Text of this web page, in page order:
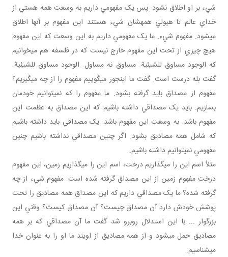
شيء بر او اطلاق نشود. پس يک مفهومي داريم به وسعت همه هستي از
خداي عالم تا هيولي همه‎شان شيء هستند اين مفهوم بر آنها اطلاق
مي‎شود. مفهوم شيء. ما يک مفهومي داريم به اين وسعت که اين مفهوم
هيچ چيزي از تحت اين مفهوم خارج نيست که در فلسفه هم مي‎خوانيم
که الوجود مساوق للشيئية. مساوق نه مساول. الوجود مساوق للشيئية.
گفت بله درست است. گفت ما اين‎جور مي‎گوييم مفهوم را از چه مي‎گيريم؟
مفهوم از مصداق بايد گرفته بشود. ما مفهوم را که نمي‎توانيم خودمان
بسازيم. بايد يک مصداقي داشته باشيم که اين مصداق به عظمت اين
مفهوم باشد. به وسعت اين مفهوم باشد. يک مصداقي بايد داشته باشيم
که شامل همه مصاديق بشود. اگر چنين مصداقي نداشته باشيم چنين
مفهومي نمي‎توانيم داشته باشيم.
مثلاً اسم اين را مي‎گذاريم درخت، اسم اين را مي‎گذاريم زمين، اين مفهوم
درخت مفهوم زمين از اين مصداق گرفته شده است. مفهوم شيء از چه
گرفته شده؟ ما يک مصداقي داريم که اين مصداق همه مصاديق را تحت
پوشش خودش دارد آن مصداق چيست؟ آن مصداق کيست؟ وقتي اين
بزرگوار ... با اين استدلال روبرو شد گفت ما آن مصداقي که بر همه
مصاديق حمل مي‎شود و از همه مصاديق از اويند ما او را به عنوان خدا
مي‎شناسيم.